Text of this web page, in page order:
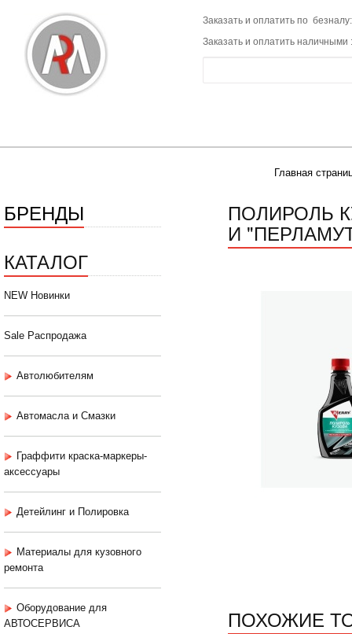
Заказать и оплатить по
Заказать и оплатить наличными
Главная
БРЕНДЫ
КАТАЛОГ
NEW Новинки
Sale Распродажа
Автолюбителям
Автомасла и Смазки
Граффити краска-маркеры-
аксессуары
Детейлинг и Полировка
Материалы для кузовного
ремонта
Оборудование для
АВТОСЕРВИСА
ПОЛИРОЛЬ
И
ПОХОЖИЕ